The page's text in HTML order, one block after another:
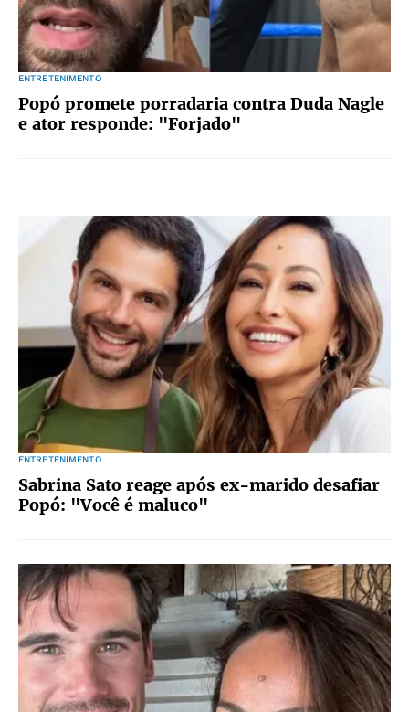
ENTRETENIMENTO
Popó promete porradaria contra Duda Nagle
e ator responde: "Forjado"
ENTRETENIMENTO
Sabrina Sato reage após ex-marido desafiar
Popó: "Você é maluco"